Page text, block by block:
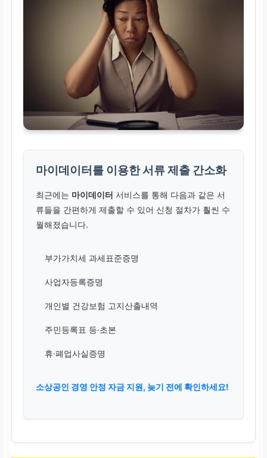
마이데이터를 이용한 서류 제출 간소화
최근에는 마이데이터 서비스를 통해 다음과 같은 서
류들을 간편하게 제출할 수 있어 신청 절차가 훨씬 수
월해졌습니다.
부가가치세 과세표준증명
사업자등록증명
개인별 건강보험 고지산출내역
주민등록표 등·초본
휴·폐업사실증명
소상공인 경영 안정 자금 지원, 늦기 전에 확인하세요!